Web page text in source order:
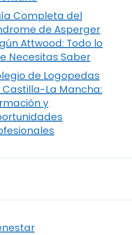
Completa del
de Asperger
Attwood: Todo lo
Necesitas Saber
de Logopedas
Castilla-La Mancha:
y